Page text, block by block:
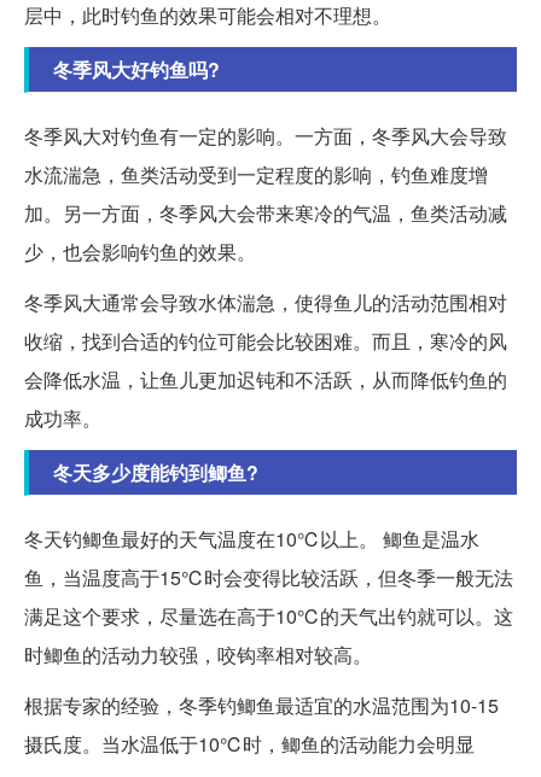
层中，此时钓鱼的效果可能会相对不理想。
冬季风大好钓鱼吗?
冬季风大对钓鱼有一定的影响。一方面，冬季风大会导致
水流湍急，鱼类活动受到一定程度的影响，钓鱼难度增
加。另一方面，冬季风大会带来寒冷的气温，鱼类活动减
少，也会影响钓鱼的效果。
冬季风大通常会导致水体湍急，使得鱼儿的活动范围相对
收缩，找到合适的钓位可能会比较困难。而且，寒冷的风
会降低水温，让鱼儿更加迟钝和不活跃，从而降低钓鱼的
成功率。
冬天多少度能钓到鲫鱼?
冬天钓鲫鱼最好的天气温度在10℃以上。 鲫鱼是温水
鱼，当温度高于15℃时会变得比较活跃，但冬季一般无法
满足这个要求，尽量选在高于10℃的天气出钓就可以。这
时鲫鱼的活动力较强，咬钩率相对较高。
根据专家的经验，冬季钓鲫鱼最适宜的水温范围为10-15
摄氏度。当水温低于10℃时，鲫鱼的活动能力会明显